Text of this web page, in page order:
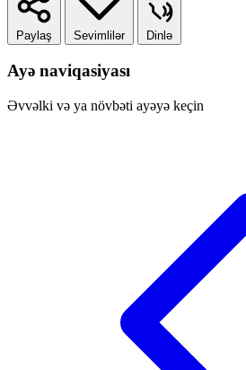
Paylaş Sevimlilər Dinlə
Ayə naviqasiyası
Əvvəlki və ya növbəti ayəyə keçin